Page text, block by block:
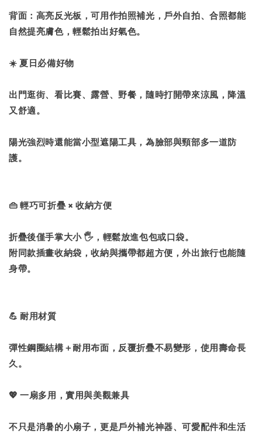
背面：高亮反光板，可用作拍照補光，戶外自拍、合照都能
自然提亮膚色，輕鬆拍出好氣色。
☀️ 夏日必備好物
出門逛街、看比賽、露營、野餐，隨時打開帶來涼風，降溫
又舒適。
陽光強烈時還能當小型遮陽工具，為臉部與頸部多一道防
護。
👜 輕巧可折疊 × 收納方便
折疊後僅手掌大小 🖐，輕鬆放進包包或口袋。
附同款插畫收納袋，收納與攜帶都超方便，外出旅行也能隨
身帶。
💪 耐用材質
彈性鋼圈結構＋耐用布面，反覆折疊不易變形，使用壽命長
久。
💖 一扇多用，實用與美觀兼具
不只是消暑的小扇子，更是戶外補光神器、可愛配件和生活